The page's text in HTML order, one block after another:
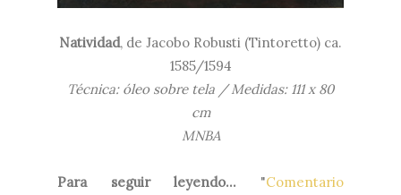
Natividad, de Jacobo Robusti (Tintoretto) ca.
1585/1594
Técnica: óleo sobre tela / Medidas: 111 x 80
cm
MNBA
Para seguir leyendo... "Comentario